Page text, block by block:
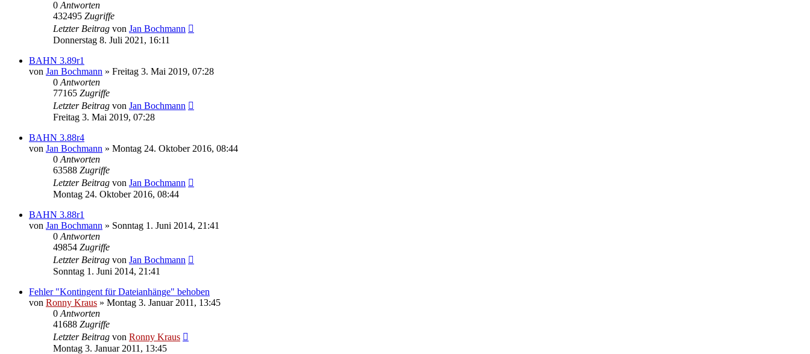
0 Antworten
432495 Zugriffe
Letzter Beitrag von Jan Bochmann
Donnerstag 8. Juli 2021, 16:11
BAHN 3.89r1
von Jan Bochmann » Freitag 3. Mai 2019, 07:28
0 Antworten
77165 Zugriffe
Letzter Beitrag von Jan Bochmann
Freitag 3. Mai 2019, 07:28
BAHN 3.88r4
von Jan Bochmann » Montag 24. Oktober 2016, 08:44
0 Antworten
63588 Zugriffe
Letzter Beitrag von Jan Bochmann
Montag 24. Oktober 2016, 08:44
BAHN 3.88r1
von Jan Bochmann » Sonntag 1. Juni 2014, 21:41
0 Antworten
49854 Zugriffe
Letzter Beitrag von Jan Bochmann
Sonntag 1. Juni 2014, 21:41
Fehler "Kontingent für Dateianhänge" behoben
von Ronny Kraus » Montag 3. Januar 2011, 13:45
0 Antworten
41688 Zugriffe
Letzter Beitrag von Ronny Kraus
Montag 3. Januar 2011, 13:45